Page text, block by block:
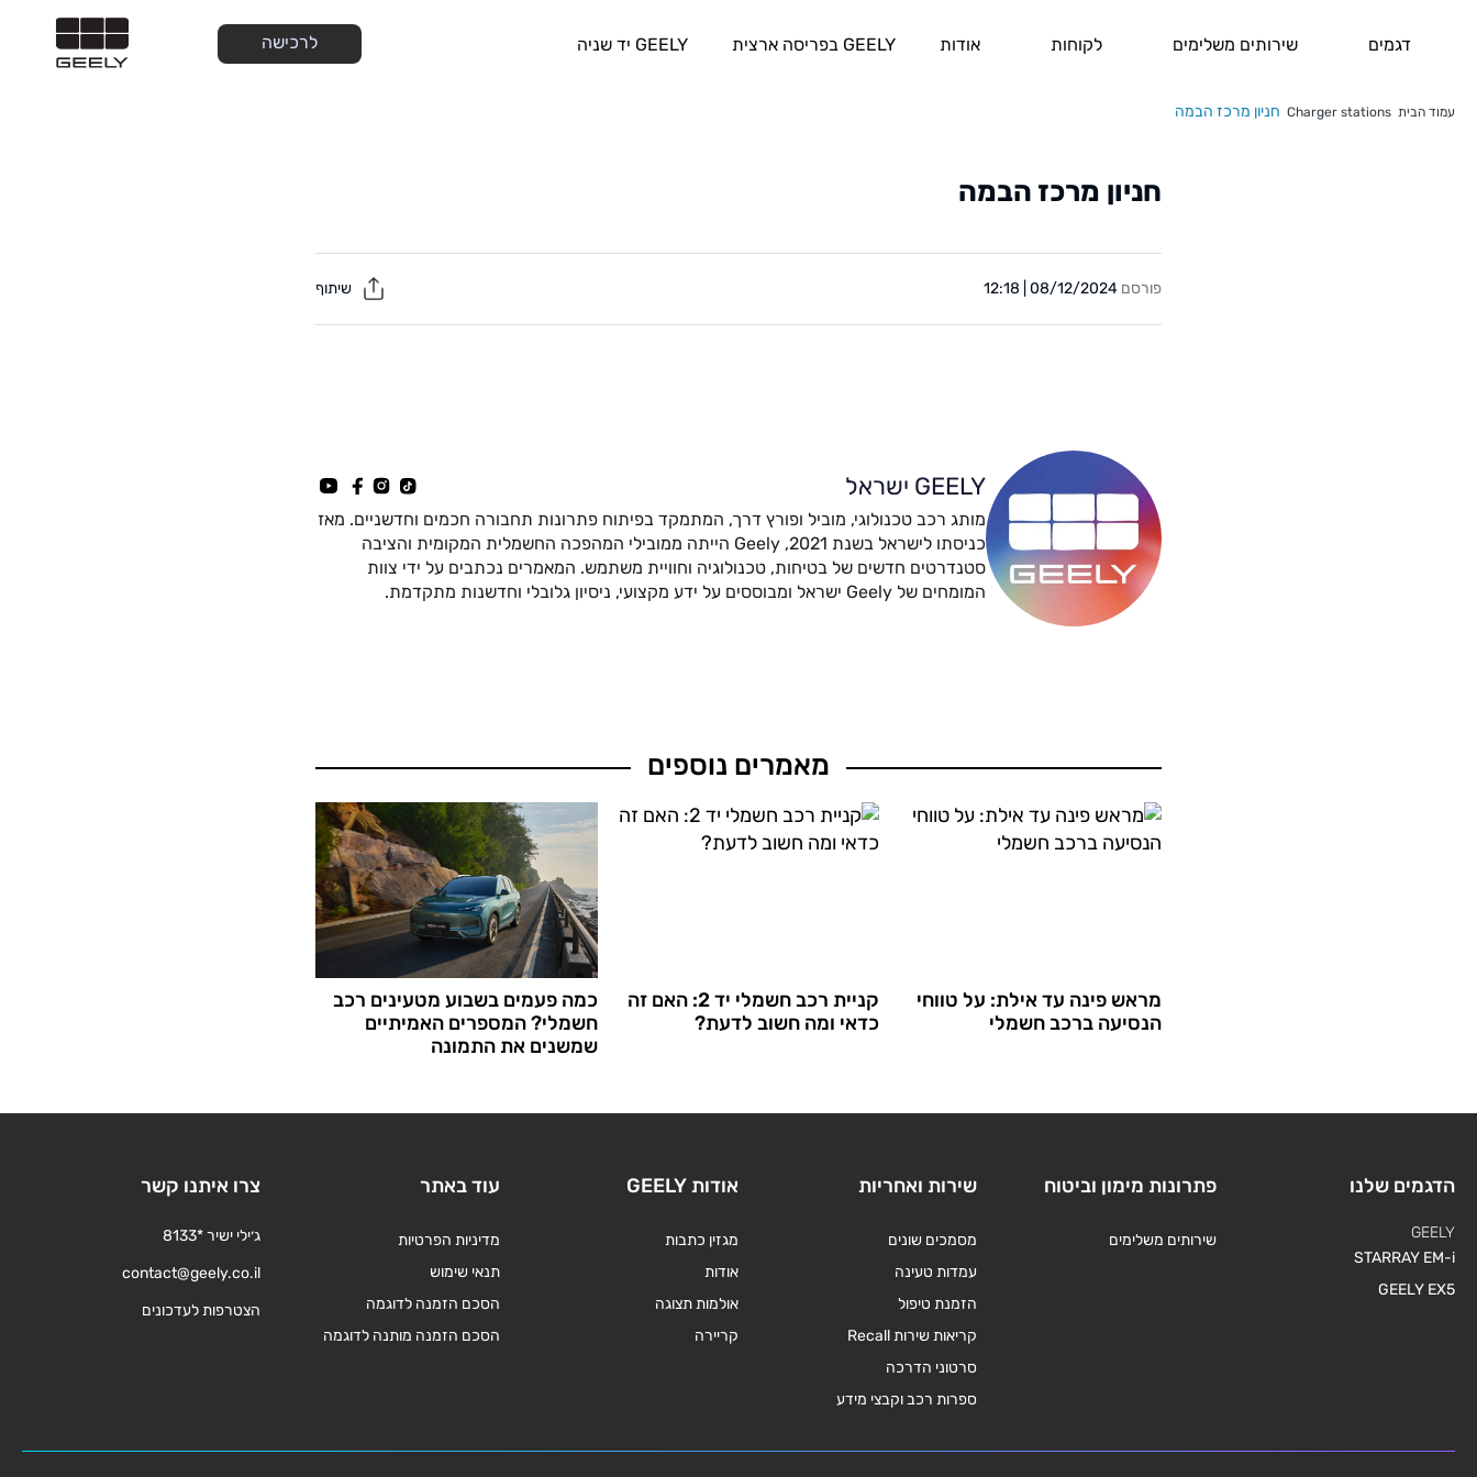
דגמים שירותים משלימים לקוחות אודות GEELY בפריסה ארצית GEELY יד שניה לרכישה
עמוד הבית Charger stations חניון מרכז הבמה
חניון מרכז הבמה
פורסם 08/12/2024 | 12:18
GEELY ישראל
מותג רכב טכנולוגי, מוביל ופורץ דרך, המתמקד בפיתוח פתרונות תחבורה חכמים וחדשניים. מאז
כניסתו לישראל בשנת 2021, Geely הייתה ממובילי המהפכה החשמלית המקומית והציבה
סטנדרטים חדשים של בטיחות, טכנולוגיה וחוויית משתמש. המאמרים נכתבים על ידי צוות
המומחים של Geely ישראל ומבוססים על ידע מקצועי, ניסיון גלובלי וחדשנות מתקדמת.
מאמרים נוספים
מראש פינה עד אילת: על טווחי
הנסיעה ברכב חשמלי
קניית רכב חשמלי יד 2: האם זה
כדאי ומה חשוב לדעת?
כמה פעמים בשבוע מטעינים רכב
חשמלי? המספרים האמיתיים
שמשנים את התמונה
הדגמים שלנו
GEELY
STARRAY EM-i
GEELY EX5
פתרונות מימון וביטוח
שירותים משלימים
שירות ואחריות
מסמכים שונים
עמדות טעינה
הזמנת טיפול
קריאות שירות Recall
סרטוני הדרכה
ספרות רכב וקבצי מידע
אודות GEELY
מגזין כתבות
אודות
אולמות תצוגה
קריירה
עוד באתר
מדיניות הפרטיות
תנאי שימוש
הסכם הזמנה לדוגמה
הסכם הזמנה מותנה לדוגמה
צרו איתנו קשר
ג׳ילי ישיר *8133
contact@geely.co.il
הצטרפות לעדכונים